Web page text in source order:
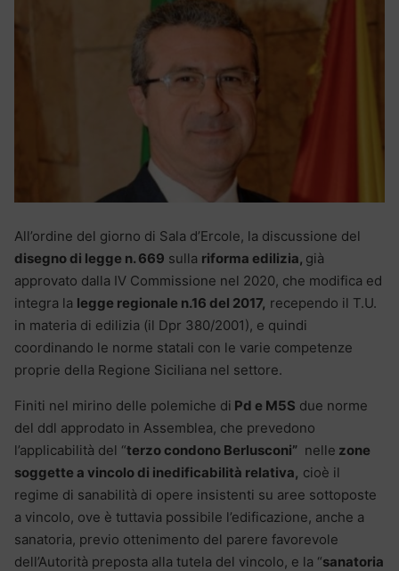
All’ordine del giorno di Sala d’Ercole, la discussione del
disegno di legge n. 669 sulla riforma edilizia, già
approvato dalla IV Commissione nel 2020, che modifica ed
integra la legge regionale n.16 del 2017, recependo il T.U.
in materia di edilizia (il Dpr 380/2001), e quindi
coordinando le norme statali con le varie competenze
proprie della Regione Siciliana nel settore.
Finiti nel mirino delle polemiche di Pd e M5S due norme
del ddl approdato in Assemblea, che prevedono
l’applicabilità del “terzo condono Berlusconi” nelle zone
soggette a vincolo di inedificabilità relativa, cioè il
regime di sanabilità di opere insistenti su aree sottoposte
a vincolo, ove è tuttavia possibile l’edificazione, anche a
sanatoria, previo ottenimento del parere favorevole
dell’Autorità preposta alla tutela del vincolo, e la “sanatoria